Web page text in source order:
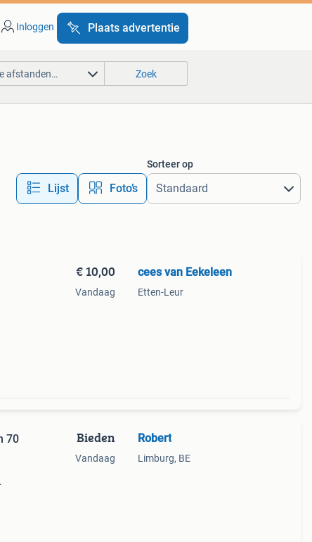
Inloggen Plaats advertentie
afstanden… Zoek
Lijst Foto’s
Sorteer op
€ 10,00
Vandaag
cees van Eekeleen
Etten-Leur
70
Bieden
Vandaag
Robert
Limburg, BE